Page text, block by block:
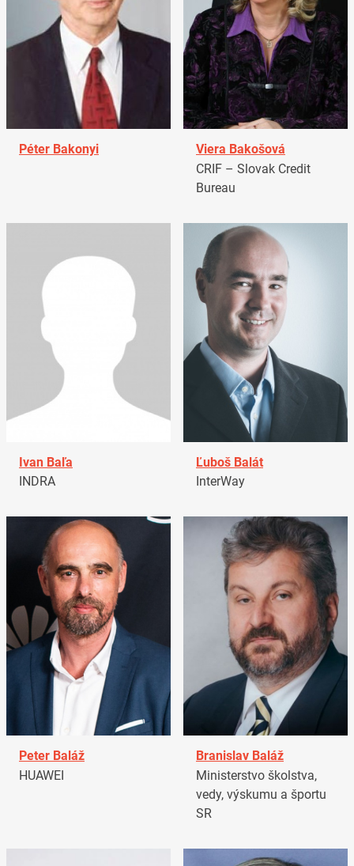
Péter Bakonyi
Viera Bakošová
CRIF – Slovak Credit
Bureau
Ivan Baľa
INDRA
Ľuboš Balát
InterWay
Peter Baláž
HUAWEI
Branislav Baláž
Ministerstvo školstva,
vedy, výskumu a športu
SR